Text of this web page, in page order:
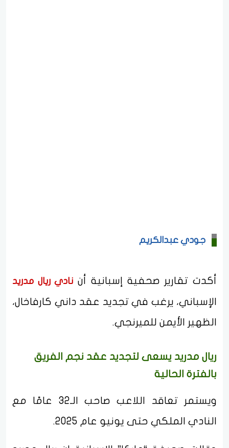
جودي عبدالكريم
أكدت تقارير صحفية إسبانية أن نادي ريال مدريد
الإسباني، يرغب في تجديد عقد داني كارفاخال،
الظهير الأيمن للميرنجي.
ريال مدريد يسعى لتجديد عقد نجم الفريق
بالفترة الحالية
ويستمر تعاقد اللاعب صاحب الـ32 عامًا مع
النادي الملكي حتى يونيو عام 2025.